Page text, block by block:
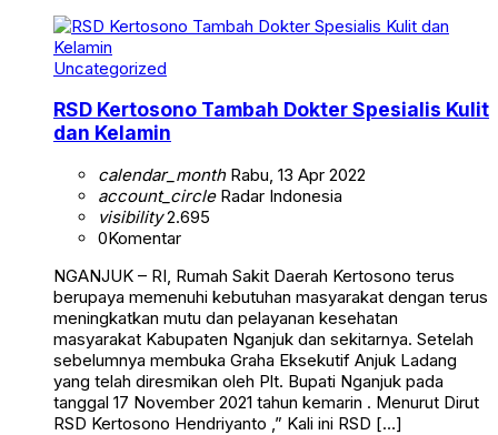
Uncategorized
RSD Kertosono Tambah Dokter Spesialis Kulit
dan Kelamin
calendar_monthRabu, 13 Apr 2022
account_circleRadar Indonesia
visibility2.695
0Komentar
NGANJUK – RI, Rumah Sakit Daerah Kertosono terus
berupaya memenuhi kebutuhan masyarakat dengan terus
meningkatkan mutu dan pelayanan kesehatan
masyarakat Kabupaten Nganjuk dan sekitarnya. Setelah
sebelumnya membuka Graha Eksekutif Anjuk Ladang
yang telah diresmikan oleh Plt. Bupati Nganjuk pada
tanggal 17 November 2021 tahun kemarin . Menurut Dirut
RSD Kertosono Hendriyanto ,” Kali ini RSD […]